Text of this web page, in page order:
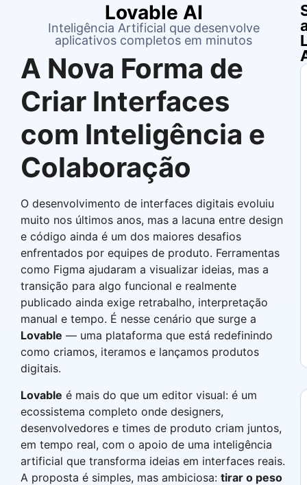
Lovable AI
Inteligência Artificial que desenvolve
aplicativos completos em minutos
A Nova Forma de
Criar Interfaces
com Inteligência e
Colaboração
O desenvolvimento de interfaces digitais evoluiu
muito nos últimos anos, mas a lacuna entre design
e código ainda é um dos maiores desafios
enfrentados por equipes de produto. Ferramentas
como Figma ajudaram a visualizar ideias, mas a
transição para algo funcional e realmente
publicado ainda exige retrabalho, interpretação
manual e tempo. É nesse cenário que surge a
Lovable — uma plataforma que está redefinindo
como criamos, iteramos e lançamos produtos
digitais.
Lovable é mais do que um editor visual: é um
ecossistema completo onde designers,
desenvolvedores e times de produto criam juntos,
em tempo real, com o apoio de uma inteligência
artificial que transforma ideias em interfaces reais.
A proposta é simples, mas ambiciosa: tirar o peso